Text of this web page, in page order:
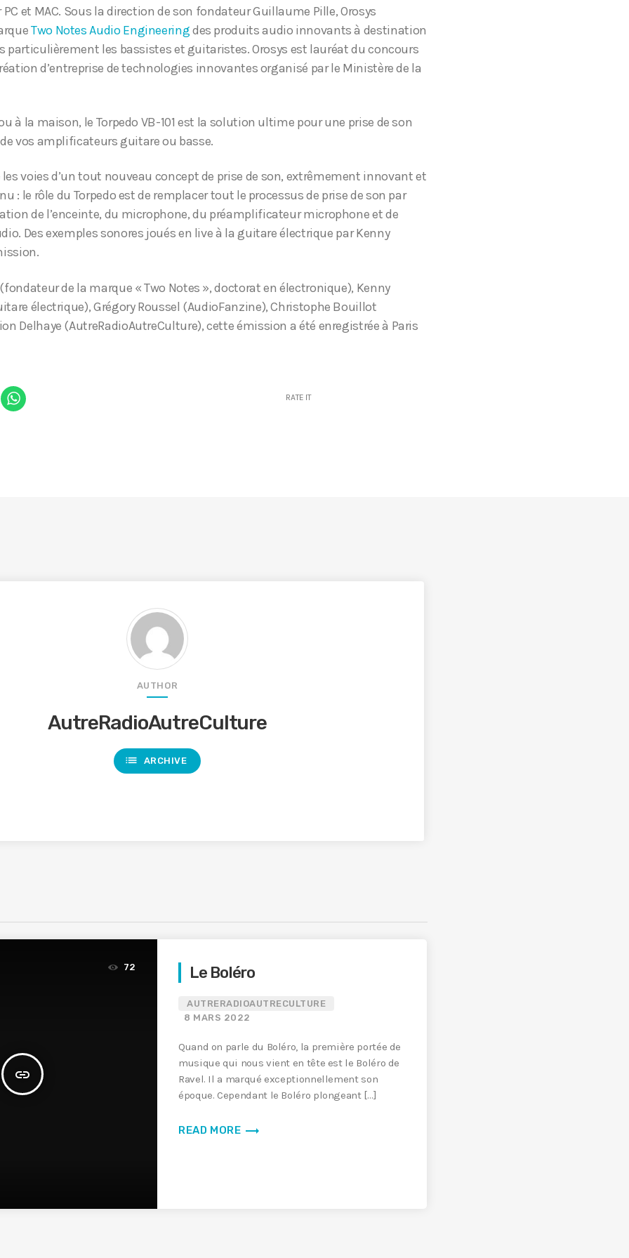
et MAC. Sous la direction de son fondateur Guillaume Pille, Orosys
Two Notes Audio Engineeringdes produits audio innovants à destination
particulièrement les bassistes et guitaristes. Orosys est lauréat du concours
d’entreprise de technologies innovantes organisé par le Ministère de la
à la maison, le Torpedo VB-101 est la solution ultime pour une prise de son
vos amplificateurs guitare ou basse.
voies d’un tout nouveau concept de prise de son, extrêmement innovant et
: le rôle du Torpedo est de remplacer tout le processus de prise de son par
de l’enceinte, du microphone, du préamplificateur microphone et de
Des exemples sonores joués en live à la guitare électrique par Kenny
de la marque « Two Notes », doctorat en électronique), Kenny
électrique), Grégory Roussel (AudioFanzine), Christophe Bouillot
Delhaye (AutreRadioAutreCulture), cette émission a été enregistrée à Paris
RATE IT
AUTHOR
AutreRadioAutreCulture
list ARCHIVE
insert_link
72 Le Boléro
AUTRERADIOAUTRECULTURE
8 MARS 2022
Quand on parle du Boléro, la première portée de
musique qui nous vient en tête est le Boléro de
Ravel. Il a marqué exceptionnellement son
époque. Cependant le Boléro plongeant […]
READ MORE trending_flat